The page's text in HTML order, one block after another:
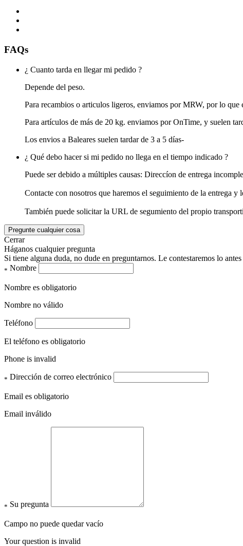
FAQs
¿ Cuanto tarda en llegar mi pedido ?
Depende del peso.
Para recambios o articulos ligeros, enviamos por MRW, por lo que
Para artículos de más de 20 kg. enviamos por OnTime, y suelen
Los envios a Baleares suelen tardar de 3 a 5 días-
¿ Qué debo hacer si mi pedido no llega en el tiempo indicado ?
Puede ser debido a múltiples causas: Direccíon de entrega
Contacte con nosotros que haremos el seguimiento de la entrega y
También puede solicitar la URL de segumiento del propio
Pregunte cualquier cosa
Cerrar
Háganos cualquier pregunta
Si tiene alguna duda, no dude en preguntarnos. Le contestaremos lo
* Nombre
Nombre es obligatorio
Nombre no válido
Teléfono
El teléfono es obligatorio
Phone is invalid
* Dirección de correo electrónico
Email es obligatorio
Email inválido
* Su pregunta
Campo no puede quedar vacío
Your question is invalid